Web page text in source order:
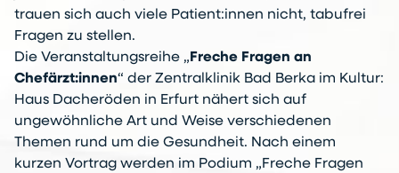
trauen sich auch viele Patient:innen nicht, tabufrei
Fragen zu stellen.
Die Veranstaltungsreihe „Freche Fragen an
Chefärzt:innen“ der Zentralklinik Bad Berka im Kultur:
Haus Dacheröden in Erfurt nähert sich auf
ungewöhnliche Art und Weise verschiedenen
Themen rund um die Gesundheit. Nach einem
kurzen Vortrag werden im Podium „Freche Fragen